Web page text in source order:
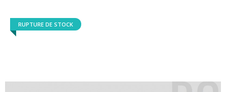
RUPTURE DE STOCK